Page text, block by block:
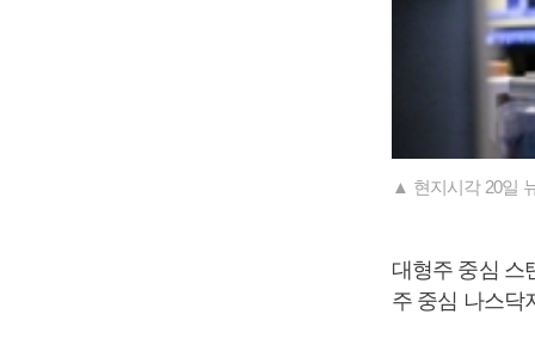
▲ 현지시각 20일
대형주 중심 스
주 중심 나스닥